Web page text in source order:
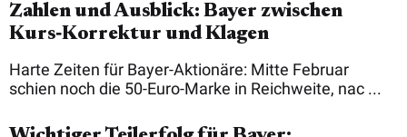
Zahlen und Ausblick: Bayer zwischen
Kurs‑Korrektur und Klagen
Harte Zeiten für Bayer-Aktionäre: Mitte Februar
schien noch die 50-Euro-Marke in Reichweite, nac ...